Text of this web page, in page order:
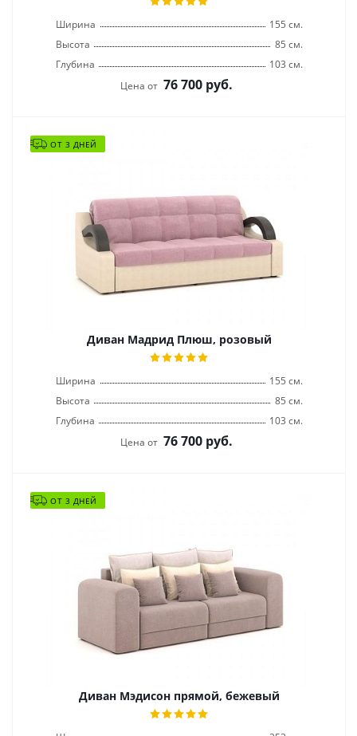
Ширина
155 см.
Высота
85 см.
Глубина
103 см.
Цена от 76 700 руб.
ОТ 3 ДНЕЙ
Диван Мадрид Плюш, розовый
Ширина
155 см.
Высота
85 см.
Глубина
103 см.
Цена от 76 700 руб.
ОТ 3 ДНЕЙ
Диван Мэдисон прямой, бежевый